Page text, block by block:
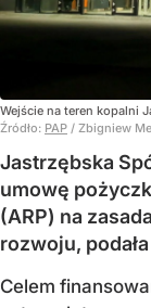
Wejście na teren kopalni
Źródło: PAP / Zbigniew
Jastrzębska
umowę
(ARP) na
rozwoju, podała
Celem